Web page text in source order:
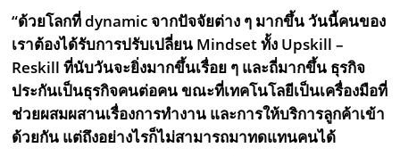
“ด้วยโลกที่ dynamic จากปัจจัยต่าง ๆ มากขึ้น วันนี้คนของ
เราต้องได้รับการปรับเปลี่ยน Mindset ทั้ง Upskill –
Reskill ที่นับวันจะยิ่งมากขึ้นเรื่อย ๆ และถี่มากขึ้น ธุรกิจ
ประกันเป็นธุรกิจคนต่อคน ขณะที่เทคโนโลยีเป็นเครื่องมือที่
ช่วยผสมผสานเรื่องการทำงาน และการให้บริการลูกค้าเข้า
ด้วยกัน แต่ถึงอย่างไรก็ไม่สามารถมาทดแทนคนได้